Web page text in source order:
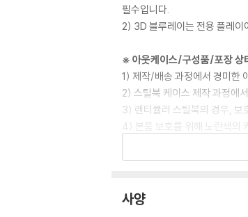
필수입니다.
2) 3D 블루레이는 전용 플레이
※ 아웃케이스/구성품/포장 상
1) 제작/배송 과정에서 경미한
2) 스틸북 케이스 제작 과정에
3) 렌티큘러 스틸북의 경우, 보
4) 본품 보호를 위해 노란색의
5) 아웃케이스/구성품/포장
1) 기기 문제로 인해 발생하는
2) 정전기와 먼지로 인해 재생
사양